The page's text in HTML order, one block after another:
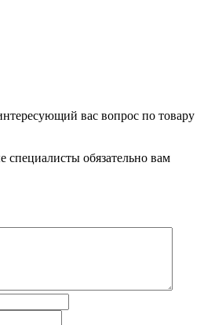
вас вопрос по товару
обязательно вам